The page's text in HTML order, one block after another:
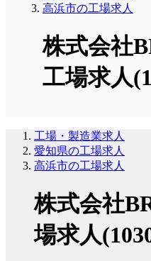
高浜市の工場求人
株式会社
工場求人
工場・製造業求人
愛知県の工場求人
高浜市の工場求人
株式会社
場求人